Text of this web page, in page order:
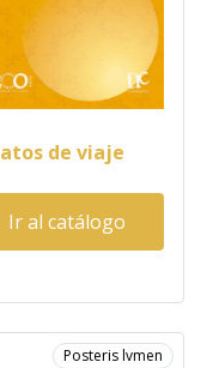
de viaje
Ir al catálogo
Posteris lvmen